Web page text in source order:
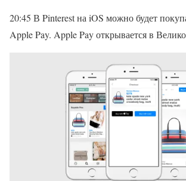
20:45 В Pinterest на iOS можно будет
Apple Pay. Apple Pay открывается в